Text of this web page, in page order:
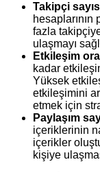
Takipçi
fazla
ulaşmayı
Etkileşim
kadar
Yüksek
etkileşimini
etmek için
Paylaşım
içeriklerinin
içerikler
kişiye